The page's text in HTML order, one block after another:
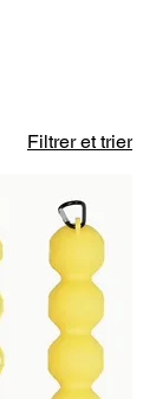
Filtrer et trier